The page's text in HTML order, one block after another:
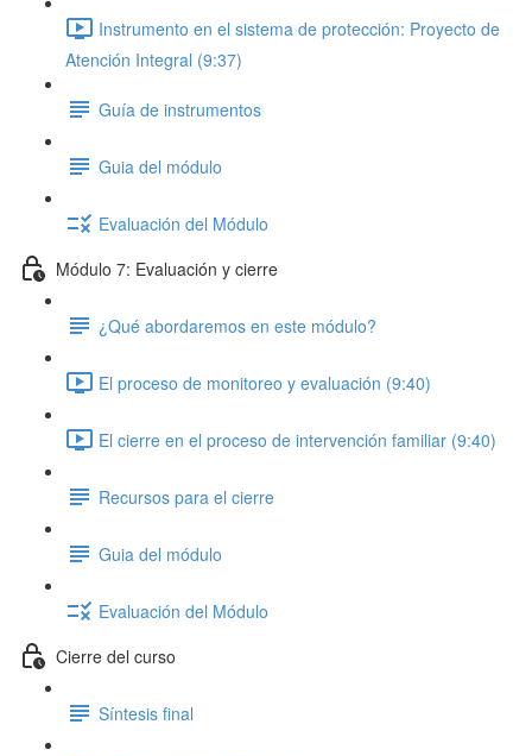
Instrumento en el sistema de protección: Proyecto de
Atención Integral (9:37)
Guía de instrumentos
Guia del módulo
Evaluación del Módulo
Módulo 7: Evaluación y cierre
¿Qué abordaremos en este módulo?
El proceso de monitoreo y evaluación (9:40)
El cierre en el proceso de intervención familiar (9:40)
Recursos para el cierre
Guia del módulo
Evaluación del Módulo
Cierre del curso
Síntesis final